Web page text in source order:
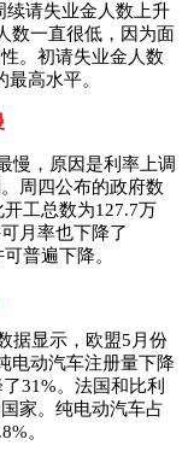
续请失业金人数上升
数一直很低，因为面
。初请失业金人数
高水平。
慢，原因是利率上调
周四公布的政府数
工总数为127.7万
月率也下降了
普遍下降。
据显示，欧盟5月份
电动汽车注册量下降
31%。法国和比利
家。纯电动汽车占
。